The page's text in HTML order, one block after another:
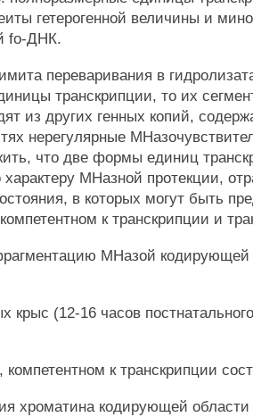
гетерогенной величины и
fo-ДНК.
переваривания в
транскрипции, то их
из других генных копий,
нерегулярные
что две формы единиц
МНазной протекции,
в которых могут быть
к транскрипции и
МНазой кодирующей
крыс (12-16 часов
к транскрипции
хроматина кодирующей области